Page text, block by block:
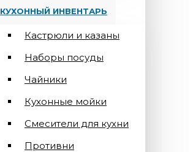
КУХОННЫЙ ИНВЕНТАРЬ
Кастрюли и казаны
Наборы посуды
Чайники
Кухонные мойки
Смесители для кухни
Противни